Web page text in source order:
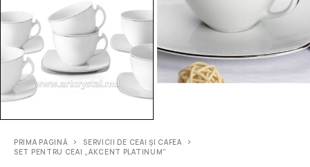
PRIMA PAGINĂ
SERVICII DE CEAI ȘI CAFEA
SET PENTRU CEAI „AKCENT PLATINUM”